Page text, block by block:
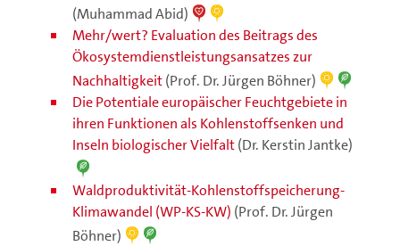
(Muhammad Abid)
Mehr/wert? Evaluation des Beitrags des
Ökosystemdienstleistungsansatzes zur
Nachhaltigkeit(Prof. Dr. Jürgen Böhner)
Die Potentiale europäischer Feuchtgebiete in
ihren Funktionen als Kohlenstoffsenken und
Inseln biologischer Vielfalt(Dr. Kerstin Jantke)
Waldproduktivität-Kohlenstoffspeicherung-
Klimawandel (WP-KS-KW) (Prof. Dr. Jürgen
Böhner)